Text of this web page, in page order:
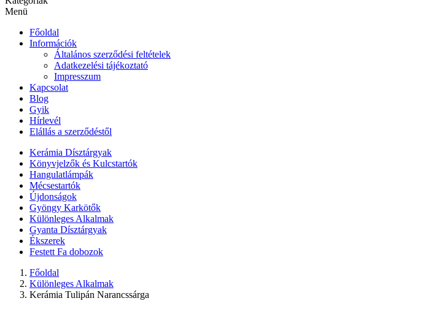
Menü
Főoldal
Információk
Általános szerződési feltételek
Adatkezelési tájékoztató
Impresszum
Kapcsolat
Blog
Gyik
Hírlevél
Elállás a szerződéstől
Kerámia Dísztárgyak
Könyvjelzők és Kulcstartók
Hangulatlámpák
Mécsestartók
Újdonságok
Gyöngy Karkötők
Különleges Alkalmak
Gyanta Dísztárgyak
Ékszerek
Festett Fa dobozok
Főoldal
Különleges Alkalmak
Kerámia Tulipán Narancssárga